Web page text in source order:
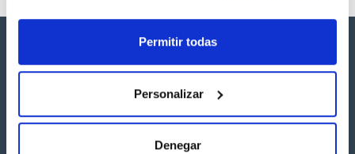
Permitir todas
Personalizar
Denegar
Síguenos: